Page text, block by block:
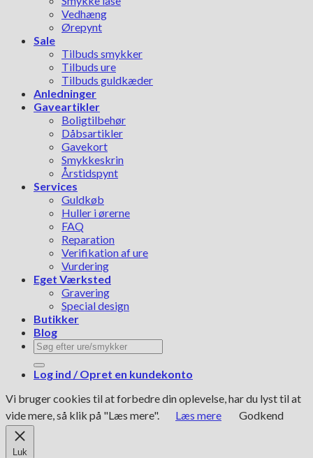
Vedhæng
Ørepynt
Sale
Tilbuds smykker
Tilbuds ure
Tilbuds guldkæder
Anledninger
Gaveartikler
Boligtilbehør
Dåbsartikler
Gavekort
Smykkeskrin
Årstidspynt
Services
Guldkøb
Huller i ørerne
FAQ
Reparation
Verifikation af ure
Vurdering
Eget Værksted
Gravering
Special design
Butikker
Blog
Søg
efter:
Log ind / Opret en kundekonto
Vi bruger cookies til at forbedre din oplevelse, har du lyst til at
vide mere, så klik på "Læs mere".
Læs mere Godkend
Luk